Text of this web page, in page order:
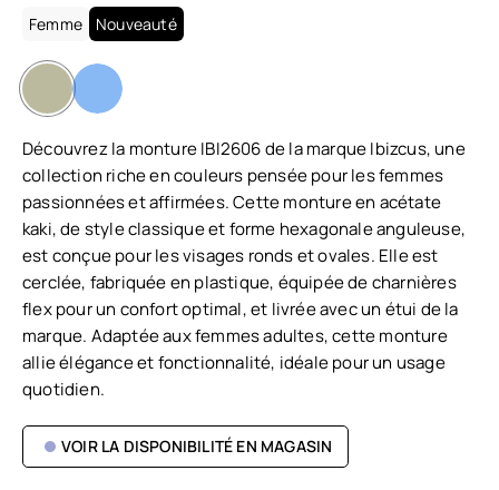
Femme Nouveauté
Découvrez la monture IBI2606 de la marque Ibizcus, une
collection riche en couleurs pensée pour les femmes
passionnées et affirmées. Cette monture en acétate
kaki, de style classique et forme hexagonale anguleuse,
est conçue pour les visages ronds et ovales. Elle est
cerclée, fabriquée en plastique, équipée de charnières
flex pour un confort optimal, et livrée avec un étui de la
marque. Adaptée aux femmes adultes, cette monture
allie élégance et fonctionnalité, idéale pour un usage
quotidien.
VOIR LA DISPONIBILITÉ EN MAGASIN